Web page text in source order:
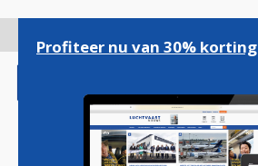
gaan
Profiteer nu van 30% korting